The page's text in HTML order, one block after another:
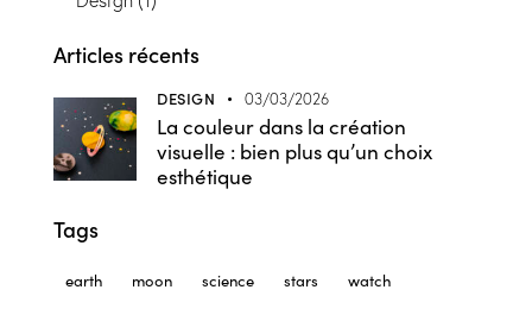
Articles récents
DESIGN 03/03/2026
La couleur dans la création
visuelle : bien plus qu’un choix
esthétique
Tags
earth moon science stars watch